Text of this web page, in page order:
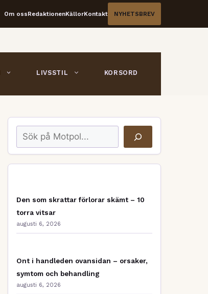
Om ossRedaktionenKällorKontakt NYHETSBREV
LIVSSTIL KORSORD
Sök
Den som skrattar förlorar skämt – 10
torra vitsar
augusti 6, 2026
Ont i handleden ovansidan – orsaker,
symtom och behandling
augusti 6, 2026